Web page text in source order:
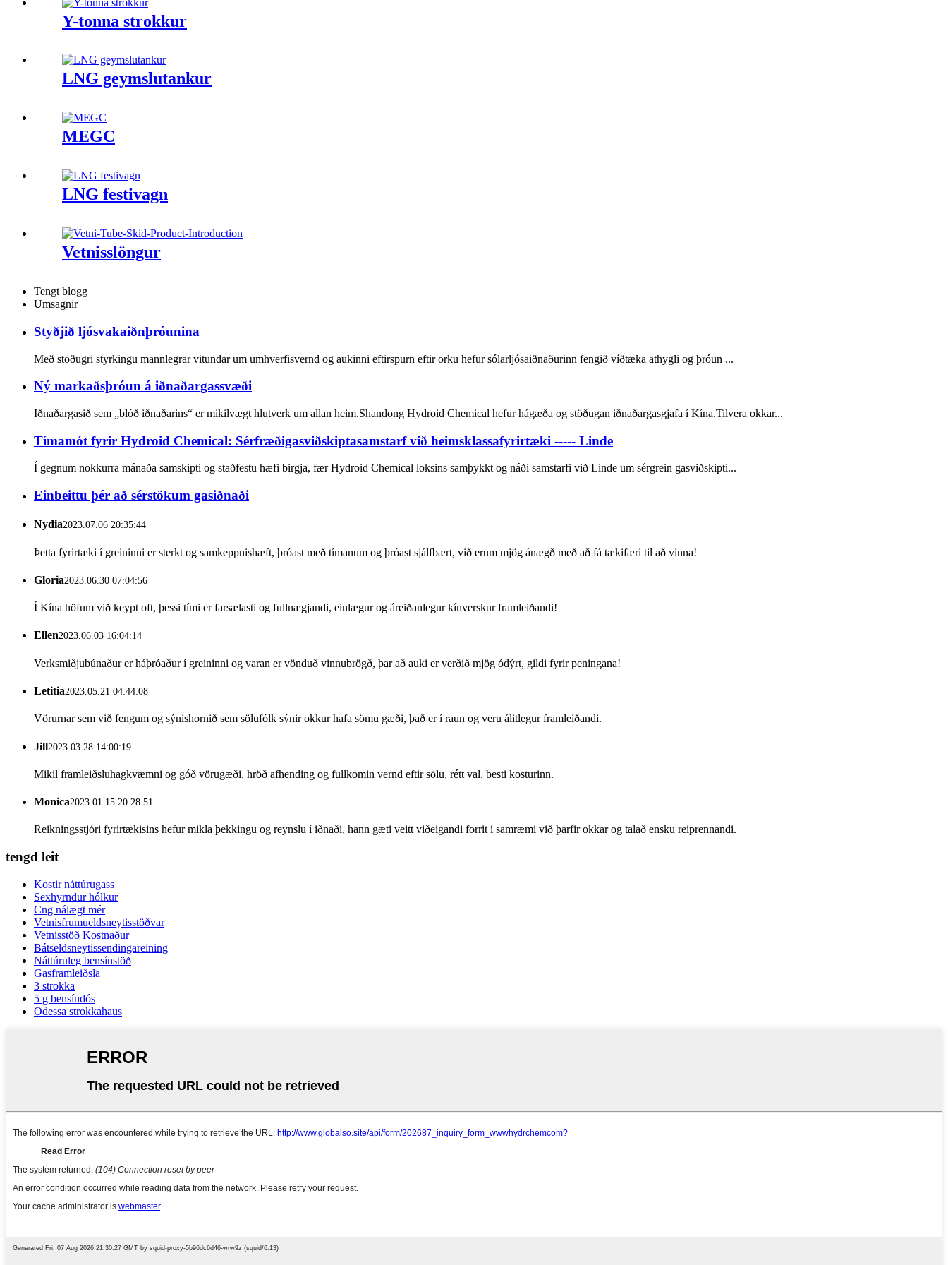
Y-tonna strokkur
LNG geymslutankur
MEGC
LNG festivagn
Vetnisslöngur
Tengt blogg
Umsagnir
Styðjið ljósvakaiðnþróunina
Með stöðugri styrkingu mannlegrar vitundar um umhverfisvernd og aukinni eftirspurn eftir orku hefur sólarljósaiðnaðurinn fengið víðtæka athygli og þróun ...
Ný markaðsþróun á iðnaðargassvæði
Iðnaðargasið sem „blóð iðnaðarins“ er mikilvægt hlutverk um allan heim.Shandong Hydroid Chemical hefur hágæða og stöðugan iðnaðargasgjafa í Kína.Tilvera okkar...
Tímamót fyrir Hydroid Chemical: Sérfræðigasviðskiptasamstarf við heimsklassafyrirtæki ----- Linde
Í gegnum nokkurra mánaða samskipti og staðfestu hæfi birgja, fær Hydroid Chemical loksins samþykkt og náði samstarfi við Linde um sérgrein gasviðskipti...
Einbeittu þér að sérstökum gasiðnaði
Nydia2023.07.06 20:35:44
Þetta fyrirtæki í greininni er sterkt og samkeppnishæft, þróast með tímanum og þróast sjálfbært, við erum mjög ánægð með að fá tækifæri til að vinna!
Gloria2023.06.30 07:04:56
Í Kína höfum við keypt oft, þessi tími er farsælasti og fullnægjandi, einlægur og áreiðanlegur kínverskur framleiðandi!
Ellen2023.06.03 16:04:14
Verksmiðjubúnaður er háþróaður í greininni og varan er vönduð vinnubrögð, þar að auki er verðið mjög ódýrt, gildi fyrir peningana!
Letitia2023.05.21 04:44:08
Vörurnar sem við fengum og sýnishornið sem sölufólk sýnir okkur hafa sömu gæði, það er í raun og veru álitlegur framleiðandi.
Jill2023.03.28 14:00:19
Mikil framleiðsluhagkvæmni og góð vörugæði, hröð afhending og fullkomin vernd eftir sölu, rétt val, besti kosturinn.
Monica2023.01.15 20:28:51
Reikningsstjóri fyrirtækisins hefur mikla þekkingu og reynslu í iðnaði, hann gæti veitt viðeigandi forrit í samræmi við þarfir okkar og talað ensku reiprennandi.
tengd leit
Kostir náttúrugass
Sexhyrndur hólkur
Cng nálægt mér
Vetnisfrumueldsneytisstöðvar
Vetnisstöð Kostnaður
Bátseldsneytissendingareining
Náttúruleg bensínstöð
Gasframleiðsla
3 strokka
5 g bensíndós
Odessa strokkahaus